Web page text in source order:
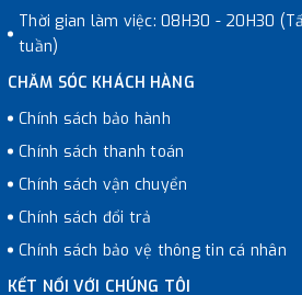
Thời gian làm việc: 08H30 - 20H30
tuần)
CHĂM SÓC KHÁCH HÀNG
Chính sách bảo hành
Chính sách thanh toán
Chính sách vận chuyển
Chính sách đổi trả
Chính sách bảo vệ thông tin cá nhân
KẾT NỐI VỚI CHÚNG TÔI